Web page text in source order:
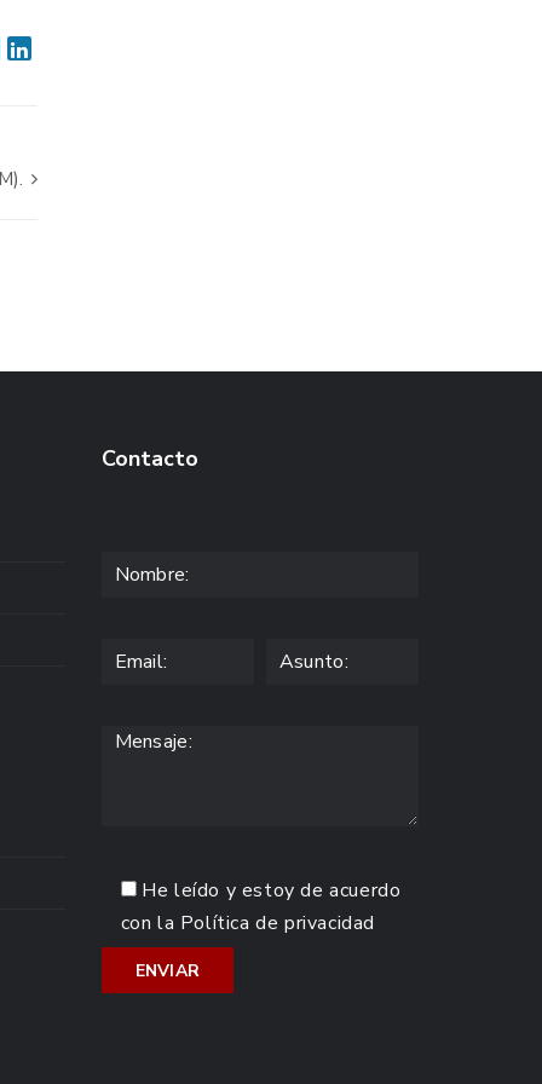
Contacto
He leído y estoy de acuerdo
con la Política de privacidad